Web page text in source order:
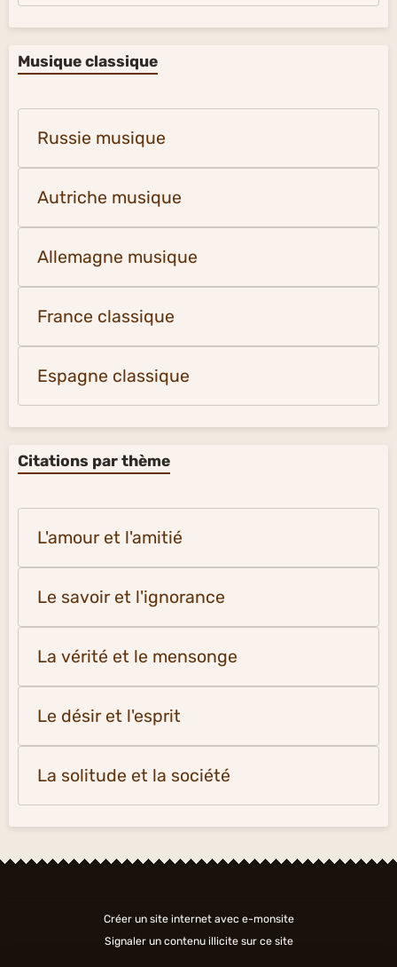
Musique classique
Russie musique
Autriche musique
Allemagne musique
France classique
Espagne classique
Citations par thème
L'amour et l'amitié
Le savoir et l'ignorance
La vérité et le mensonge
Le désir et l'esprit
La solitude et la société
Créer un site internet avec e-monsite
Signaler un contenu illicite sur ce site